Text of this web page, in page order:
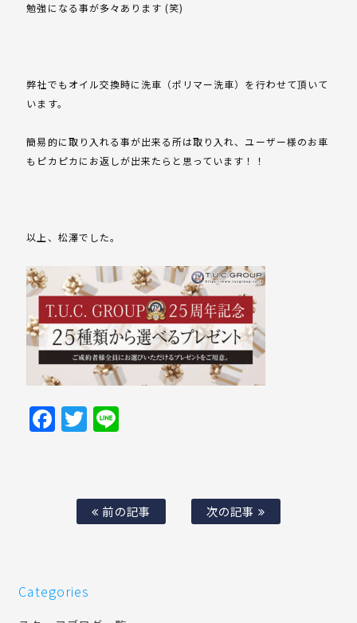
勉強になる事が多々あります (笑)
弊社でもオイル交換時に洗車（ポリマー洗車）を行わせて頂いて
います。
簡易的に取り入れる事が出来る所は取り入れ、ユーザー様のお車
もピカピカにお返しが出来たらと思っています！！
以上、松澤でした。
Facebook
Twitter
前の記事 次の記事
Categories